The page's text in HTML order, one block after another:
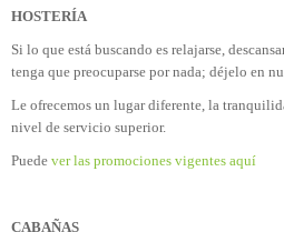
HOSTERÍA
Si lo que está buscando es relajarse,
tenga que preocuparse por nada; déjelo en
Le ofrecemos un lugar diferente, la
nivel de servicio superior.
Puede ver las promociones vigentes aquí
CABAÑAS